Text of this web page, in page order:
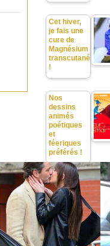
Cet hiver,
je fais une
cure de
Magnésium
transcutané
!
Nos
dessins
animés
poétiques
et
féeriques
préférés !